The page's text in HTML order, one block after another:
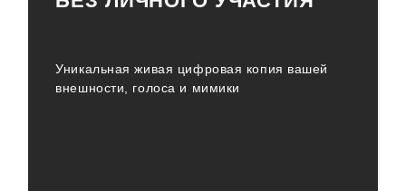
Уникальная живая цифровая копия вашей
внешности, голоса и мимики